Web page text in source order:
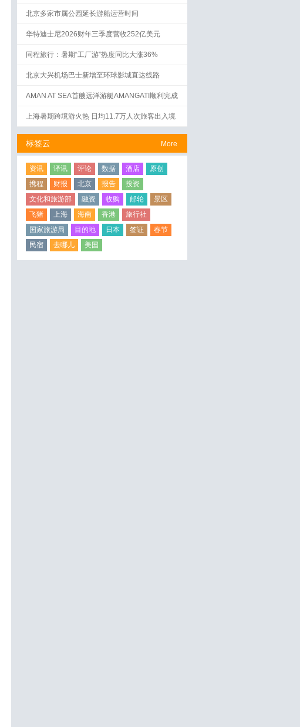
北京多家市属公园延长游船运营时间
华特迪士尼2026财年三季度营收252亿美元
同程旅行：暑期“工厂游”热度同比大涨36%
北京大兴机场巴士新增至环球影城直达线路
AMAN AT SEA首艘远洋游艇AMANGATI顺利完成
上海暑期跨境游火热 日均11.7万人次旅客出入境
More
标签云
资讯 译讯 评论 数据 酒店
原创
携程
财报 北京 报告
投资
文化和旅游部
融资 收购 邮轮
景区
飞猪
上海 海南 香港
旅行社
国家旅游局
目的地 日本 签证
春节
民宿
去哪儿 美国